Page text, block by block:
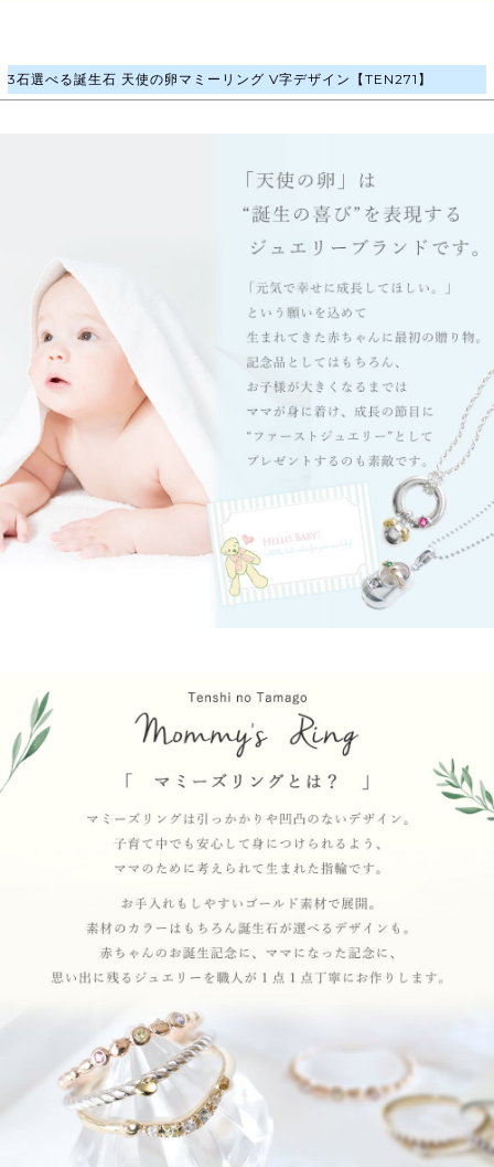
3石選べる誕生石 天使の卵マミーリング V字デザイン【TEN271】